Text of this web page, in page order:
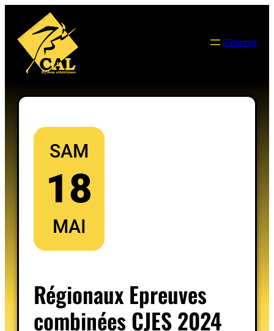
contenu
S’inscrire
SAM
18
MAI
Régionaux Epreuves
combinées CJES 2024